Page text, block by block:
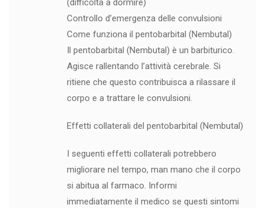
(difficoltà a dormire)
Controllo d’emergenza delle convulsioni
Come funziona il pentobarbital (Nembutal)
Il pentobarbital (Nembutal) è un barbiturico.
Agisce rallentando l’attività cerebrale. Si
ritiene che questo contribuisca a rilassare il
corpo e a trattare le convulsioni.
Effetti collaterali del pentobarbital (Nembutal)
I seguenti effetti collaterali potrebbero
migliorare nel tempo, man mano che il corpo
si abitua al farmaco. Informi
immediatamente il medico se questi sintomi